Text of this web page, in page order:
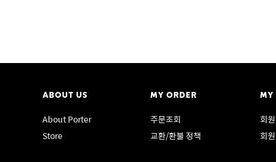
ABOUT US
About Porter
Store
MY ORDER
주문조회
교환/환불 정책
MY
회
회